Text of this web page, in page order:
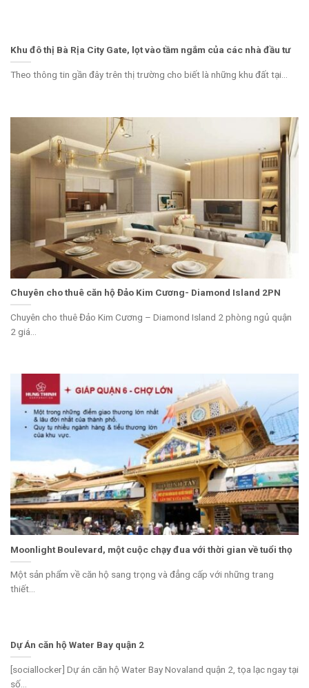
Khu đô thị Bà Rịa City Gate, lọt vào tầm ngắm của các nhà đầu tư
Theo thông tin gần đây trên thị trường cho biết là những khu đất tại...
Chuyên cho thuê căn hộ Đảo Kim Cương- Diamond Island 2PN
Chuyên cho thuê Đảo Kim Cương – Diamond Island 2 phòng ngủ quận
2 giá...
Moonlight Boulevard, một cuộc chạy đua với thời gian về tuổi thọ
Một sản phẩm về căn hộ sang trọng và đẳng cấp với những trang
thiết...
Dự Án căn hộ Water Bay quận 2
[sociallocker] Dự án căn hộ Water Bay Novaland quận 2, tọa lạc ngay tại
số...